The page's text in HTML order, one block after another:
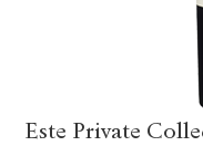
Este Private